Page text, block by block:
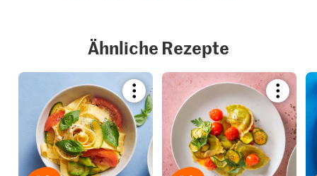
Ähnliche Rezepte
Bookmark
recipe
or
add
it
to
collections.
recipe
or
add
to
your